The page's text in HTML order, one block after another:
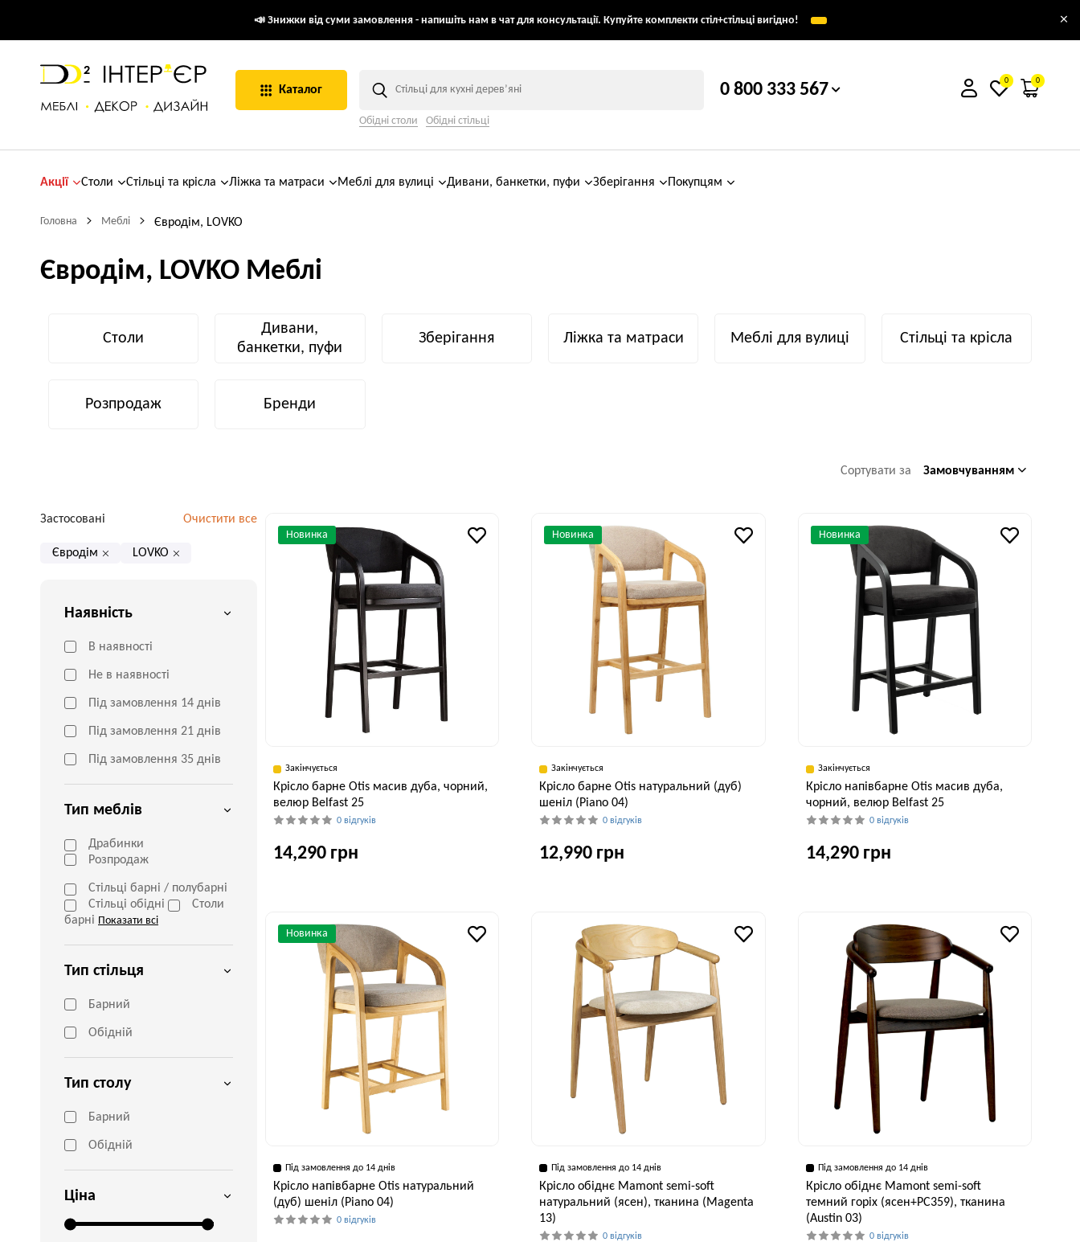
📣 Знижки від суми замовлення - напишіть нам в чат для консультації. Купуйте комплекти стіл+стільці вигідно! ×
Каталог
Обідні столи Обідні стільці
0 800 333 567 0 0
Акції Столи Стільці та крісла Ліжка та матраси Меблі для вулиці Дивани, банкетки, пуфи Зберігання Покупцям
Головна Меблі Євродім, LOVKO
Євродім, LOVKO Меблі
Столи
Дивани,
банкетки, пуфи
Зберігання Ліжка та матраси Меблі для вулиці Стільці та крісла
Розпродаж Бренди
Сортувати за Замовчуванням
Застосовані Очистити все
Євродім LOVKO
Наявність
В наявності
Не в наявності
Під замовлення 14 днів
Під замовлення 21 днів
Під замовлення 35 днів
Тип меблів
Драбинки
Розпродаж
Стільці барні / полубарні
Стільці обідні
Столи
барні Показати всі
Тип стільця
Барний
Обідній
Тип столу
Барний
Обідній
Ціна
Новинка
Закінчується
Крісло барне Otis масив дуба, чорний,
велюр Belfast 25
0 відгуків
14,290 грн
55 см 59 см 107 см
Новинка
Закінчується
Крісло барне Otis натуральний (дуб)
шеніл (Piano 04)
0 відгуків
12,990 грн
59 см 107 см
Новинка
Закінчується
Крісло напівбарне Otis масив дуба,
чорний, велюр Belfast 25
0 відгуків
14,290 грн
59 см 97 см
Новинка
Під замовлення до 14 днів
Крісло напівбарне Otis натуральний
(дуб) шеніл (Piano 04)
0 відгуків
Під замовлення до 14 днів
Крісло обіднє Mamont semi-soft
натуральний (ясен), тканина (Magenta
13)
0 відгуків
Під замовлення до 14 днів
Крісло обіднє Mamont semi-soft
темний горіх (ясен+PC359), тканина
(Austin 03)
0 відгуків